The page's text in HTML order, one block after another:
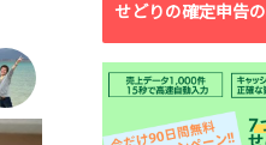
せどりの確定申告